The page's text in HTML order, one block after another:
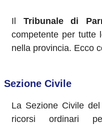
Il Tribunale di
competente per tutte
nella provincia. Ecco
Sezione Civile
La Sezione Civile
ricorsi ordinari